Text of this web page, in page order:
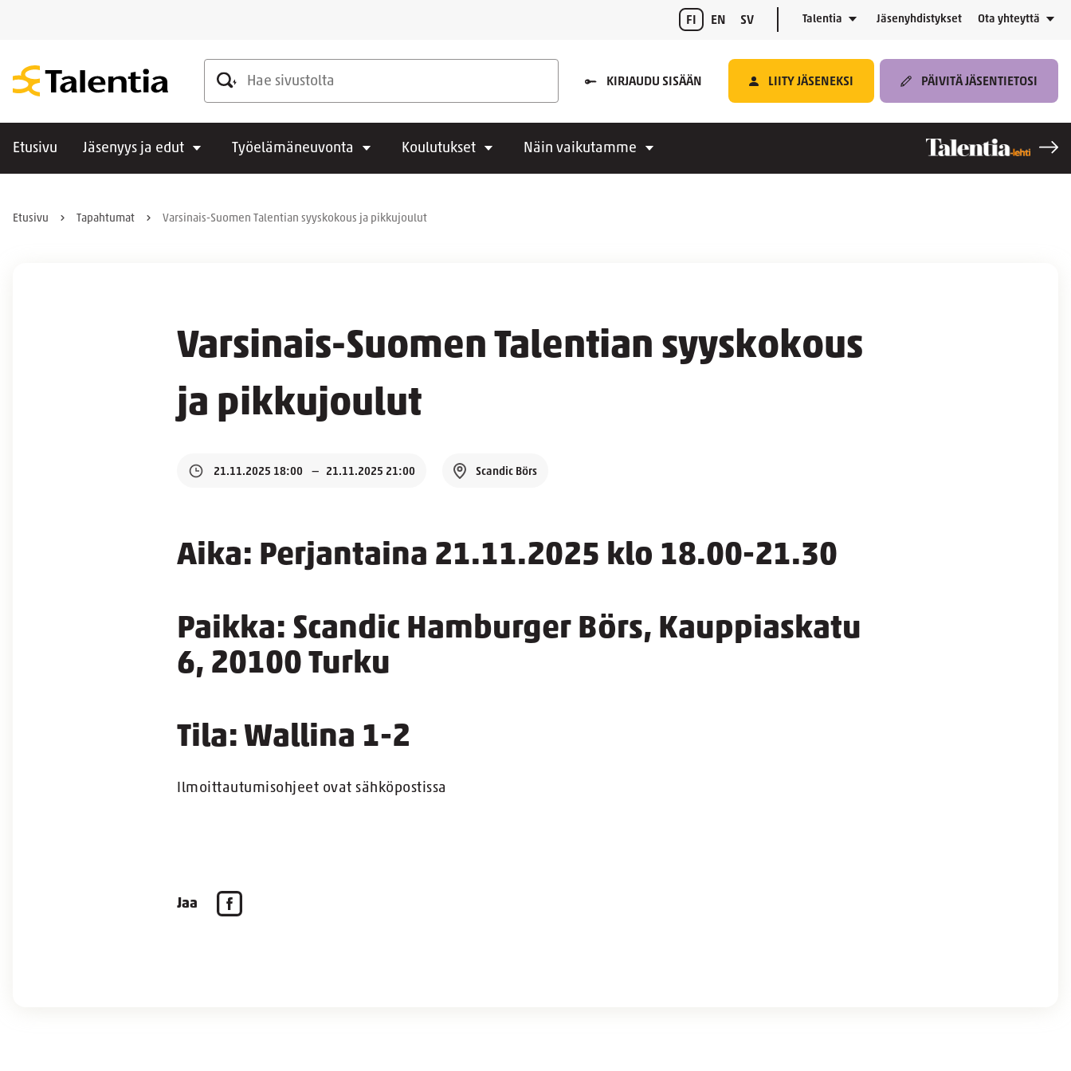
FI EN SV Talentia Jäsenyhdistykset Ota yhteyttä
Hae sivustolta
KIRJAUDU SISÄÄN LIITY JÄSENEKSI PÄIVITÄ JÄSENTIETOSI
Etusivu Jäsenyys ja edut Työelämäneuvonta Koulutukset Näin vaikutamme
Etusivu Tapahtumat Varsinais-Suomen Talentian syyskokous ja pikkujoulut
Varsinais-Suomen Talentian syyskokous
ja pikkujoulut
21.11.2025 18:00 21.11.2025 21:00 Scandic Börs
Aika: Perjantaina 21.11.2025 klo 18.00-21.30
Paikka: Scandic Hamburger Börs, Kauppiaskatu
6, 20100 Turku
Tila: Wallina 1-2
Ilmoittautumisohjeet ovat sähköpostissa
Jaa